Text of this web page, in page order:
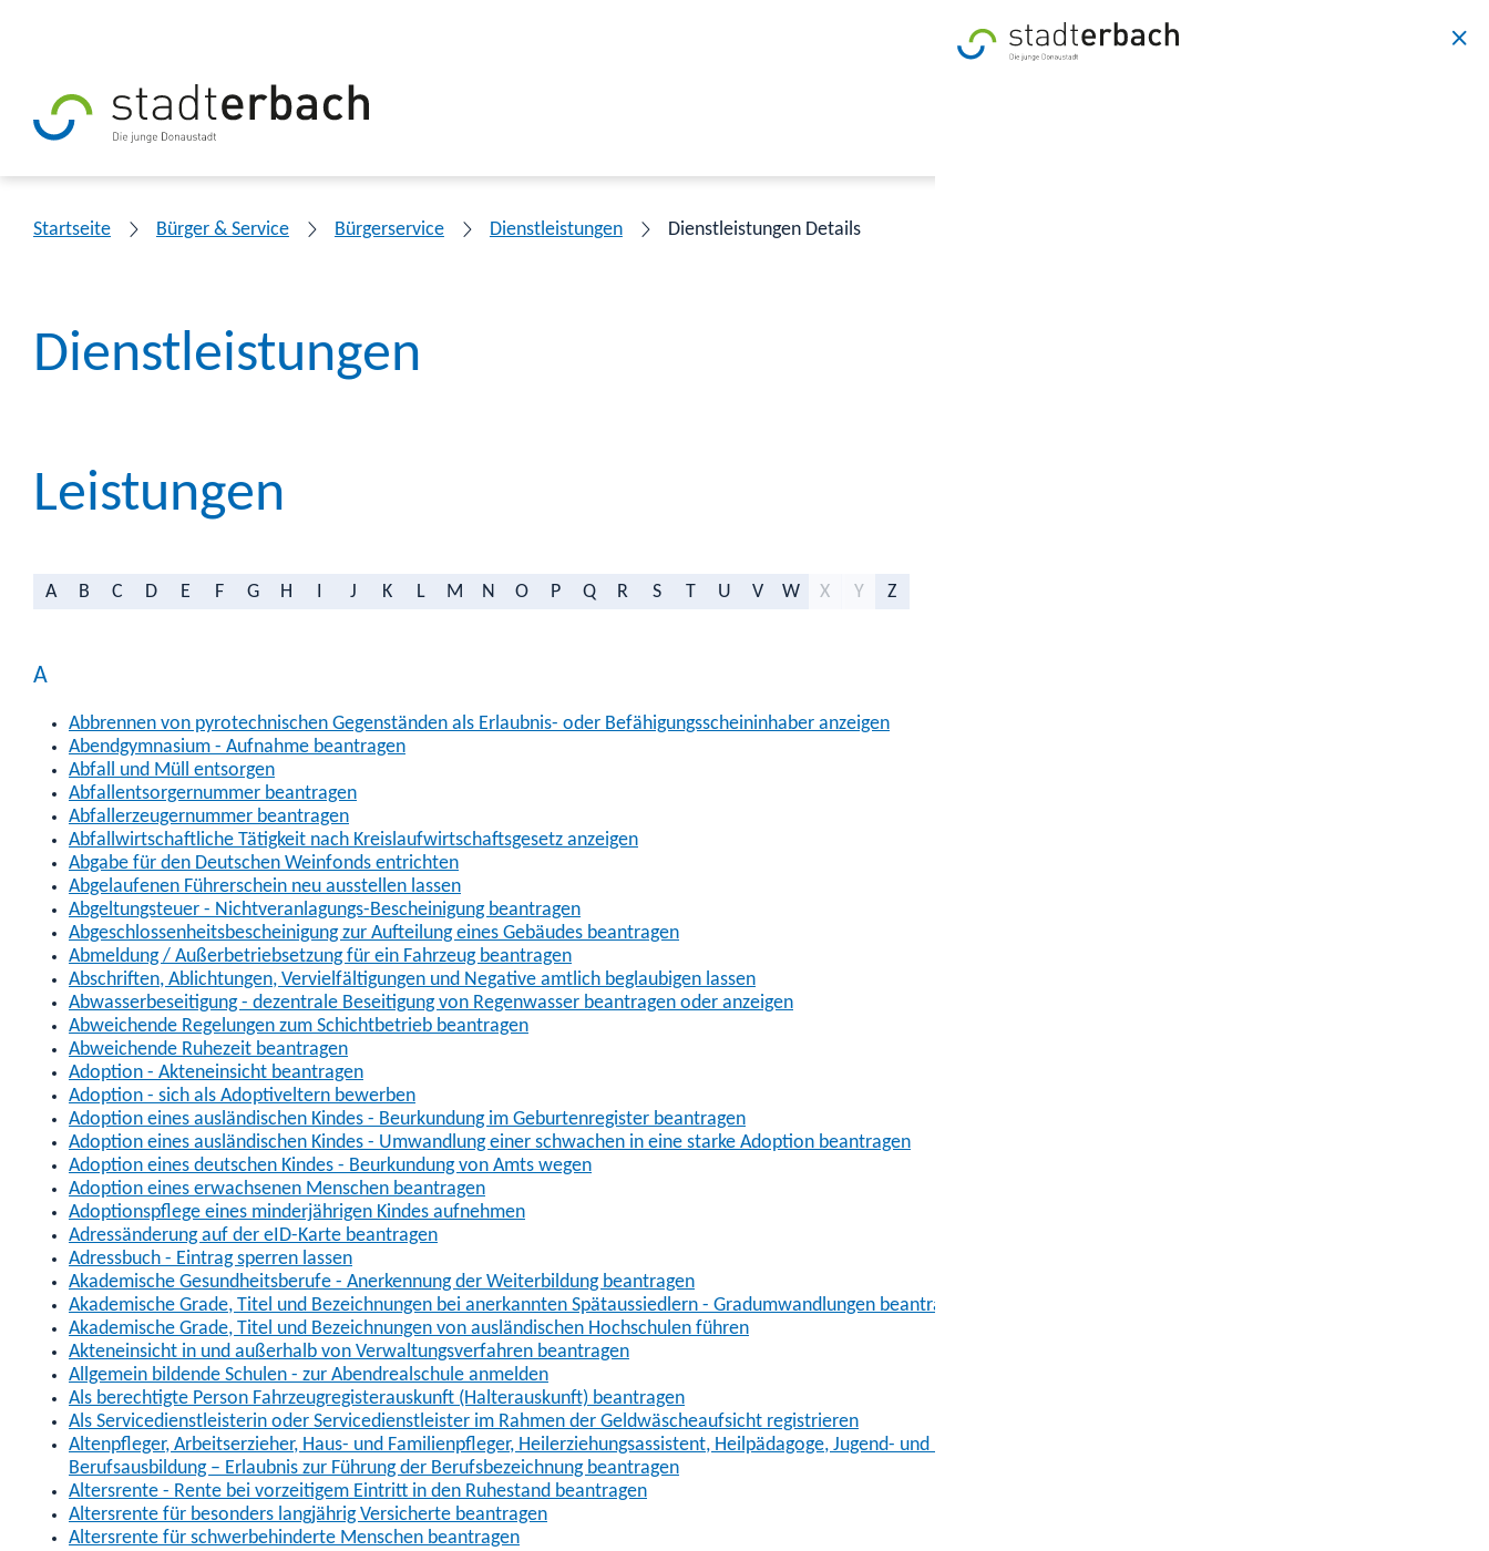
Startseite Bürger & Service Bürgerservice Dienstleistungen Dienstleistungen Details
Dienstleistungen
Leistungen
A B C D E F G H J K L M N O P Q R S T U V W X Y Z
A
Abbrennen von pyrotechnischen Gegenständen als Erlaubnis- oder Befähigungsscheininhaber anzeigen
Abendgymnasium - Aufnahme beantragen
Abfall und Müll entsorgen
Abfallentsorgernummer beantragen
Abfallerzeugernummer beantragen
Abfallwirtschaftliche Tätigkeit nach Kreislaufwirtschaftsgesetz anzeigen
Abgabe für den Deutschen Weinfonds entrichten
Abgelaufenen Führerschein neu ausstellen lassen
Abgeltungsteuer - Nichtveranlagungs-Bescheinigung beantragen
Abgeschlossenheitsbescheinigung zur Aufteilung eines Gebäudes beantragen
Abmeldung / Außerbetriebsetzung für ein Fahrzeug beantragen
Abschriften, Ablichtungen, Vervielfältigungen und Negative amtlich beglaubigen lassen
Abwasserbeseitigung - dezentrale Beseitigung von Regenwasser beantragen oder anzeigen
Abweichende Regelungen zum Schichtbetrieb beantragen
Abweichende Ruhezeit beantragen
Adoption - Akteneinsicht beantragen
Adoption - sich als Adoptiveltern bewerben
Adoption eines ausländischen Kindes - Beurkundung im Geburtenregister beantragen
Adoption eines ausländischen Kindes - Umwandlung einer schwachen in eine starke Adoption beantragen
Adoption eines deutschen Kindes - Beurkundung von Amts wegen
Adoption eines erwachsenen Menschen beantragen
Adoptionspflege eines minderjährigen Kindes aufnehmen
Adressänderung auf der eID-Karte beantragen
Adressbuch - Eintrag sperren lassen
Akademische Gesundheitsberufe - Anerkennung der Weiterbildung beantragen
Akademische Grade, Titel und Bezeichnungen bei anerkannten Spätaussiedlern - Gradumwandlungen beantragen
Akademische Grade, Titel und Bezeichnungen von ausländischen Hochschulen führen
Akteneinsicht in und außerhalb von Verwaltungsverfahren beantragen
Allgemein bildende Schulen - zur Abendrealschule anmelden
Als berechtigte Person Fahrzeugregisterauskunft (Halterauskunft) beantragen
Als Servicedienstleisterin oder Servicedienstleister im Rahmen der Geldwäscheaufsicht registrieren
Altenpfleger, Arbeitserzieher, Haus- und Familienpfleger, Heilerziehungsassistent, Heilpädagoge, Jugend- und Heimerzieher, Sozialarbeiter, Sozialpädagoge mit ausländischer
Berufsausbildung – Erlaubnis zur Führung der Berufsbezeichnung beantragen
Altersrente - Rente bei vorzeitigem Eintritt in den Ruhestand beantragen
Altersrente für besonders langjährig Versicherte beantragen
Altersrente für schwerbehinderte Menschen beantragen